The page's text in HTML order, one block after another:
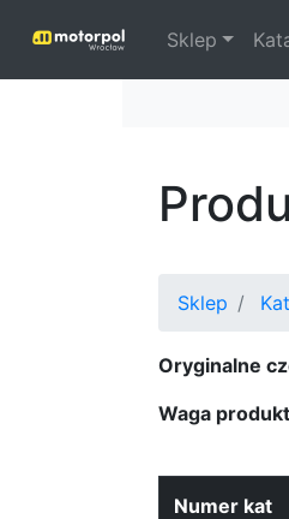
Sklep
Sklep
Oryginalne
Waga
Numer kat